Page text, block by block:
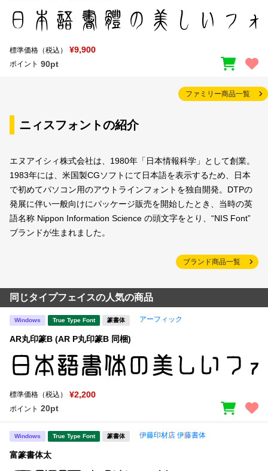
標準価格（税込） ¥9,900
ポイント 90pt
ファミリー商品一覧
ニィスフォントの紹介
エヌアイシィ株式会社は、1980年「日本情報科学」として創業。
1983年には、米国製CGソフトにて日本語を表示するため、日本
で初めてパソコン用のアウトラインフォントを独自開発。DTPの
発展に伴い一般向けにパッケージ販売を開始したとき、当時の英
語名称 Nippon Information Science の頭文字をとり、“NIS Font”
ブランドが生まれました。
ブランド商品一覧
同じタイプフェイスの人気の商品
Windows True Type Font 篆書体 アーフィック
AR丸印篆B (AR P丸印篆B 同梱)
標準価格（税込） ¥2,200
ポイント 20pt
Windows True Type Font 篆書体 伊藤印材店 伊藤書体
富篆書体太